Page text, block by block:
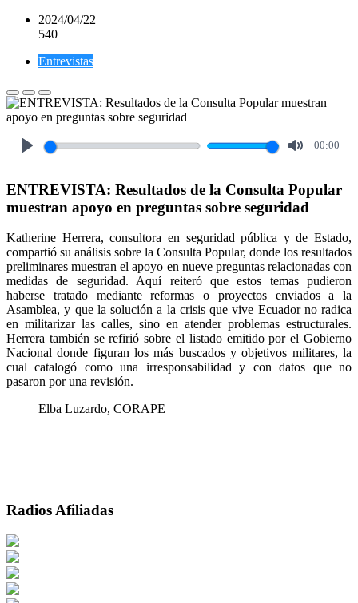
2024/04/22
540
Entrevistas
00:00
ENTREVISTA: Resultados de la Consulta Popular
muestran apoyo en preguntas sobre seguridad
Katherine Herrera, consultora en seguridad pública y de Estado,
compartió su análisis sobre la Consulta Popular, donde los resultados
preliminares muestran el apoyo en nueve preguntas relacionadas con
medidas de seguridad. Aquí reiteró que estos temas pudieron
haberse tratado mediante reformas o proyectos enviados a la
Asamblea, y que la solución a la crisis que vive Ecuador no radica
en militarizar las calles, sino en atender problemas estructurales.
Herrera también se refirió sobre el listado emitido por el Gobierno
Nacional donde figuran los más buscados y objetivos militares, la
cual catalogó como una irresponsabilidad y con datos que no
pasaron por una revisión.
Elba Luzardo, CORAPE
Radios Afiliadas